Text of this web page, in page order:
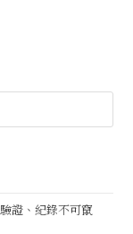
證、紀錄不可竄